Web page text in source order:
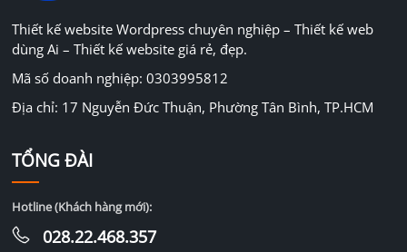
Thiết kế website Wordpress chuyên nghiệp – Thiết kế web
dùng Ai – Thiết kế website giá rẻ, đẹp.
Mã số doanh nghiệp: 0303995812
Địa chỉ: 17 Nguyễn Đức Thuận, Phường Tân Bình, TP.HCM
TỔNG ĐÀI
Hotline (Khách hàng mới):
028.22.468.357